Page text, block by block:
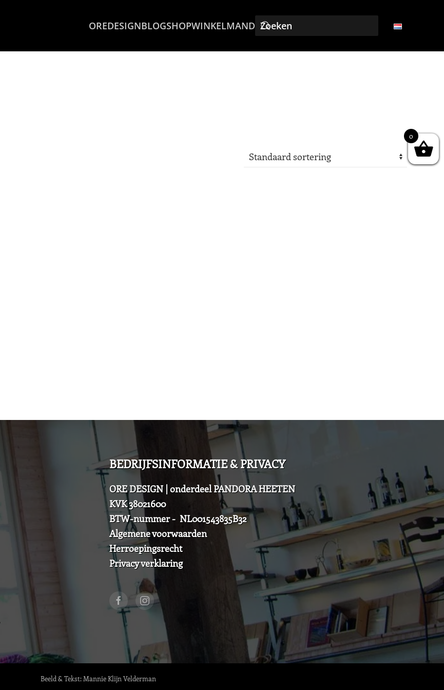
OREDESIGNBLOGSHOPWINKELMAND
BEDRIJFSINFORMATIE & PRIVACY
ORE DESIGN | onderdeel PANDORA HEETEN
KVK 38021600
BTW-nummer - NL001543835B32
Algemene voorwaarden
Herroepingsrecht
Privacy verklaring
Beeld & Tekst: Mannie Klijn Velderman
0